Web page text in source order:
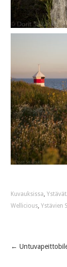
Kuvauksissa,Ystävät
Wellicious,Ystävien
Post
←